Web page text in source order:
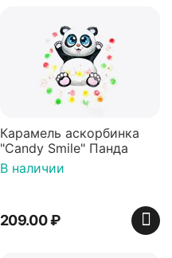
Карамель аскорбинка
"Candy Smile" Панда
В наличии
209.00₽